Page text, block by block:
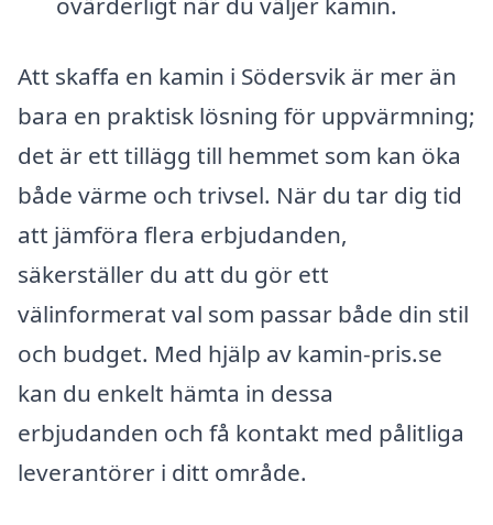
Att skaffa en kamin i Södersvik är mer än
bara en praktisk lösning för uppvärmning;
det är ett tillägg till hemmet som kan öka
både värme och trivsel. När du tar dig tid
att jämföra flera erbjudanden,
säkerställer du att du gör ett
välinformerat val som passar både din stil
och budget. Med hjälp av kamin-pris.se
kan du enkelt hämta in dessa
erbjudanden och få kontakt med pålitliga
leverantörer i ditt område.